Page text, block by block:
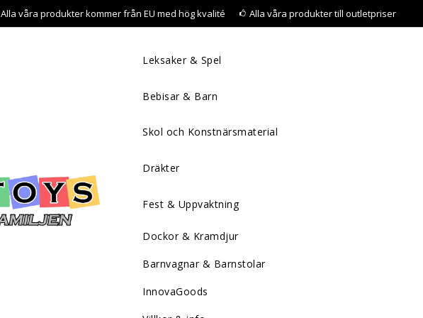
Alla våra produkter kommer från EU med hög kvalité Alla våra produkter till outletpriser
Leksaker & Spel
Bebisar & Barn
Skol och Konstnärsmaterial
Dräkter
Fest & Uppvaktning
Dockor & Kramdjur
Barnvagnar & Barnstolar
InnovaGoods